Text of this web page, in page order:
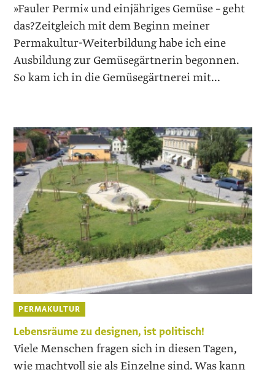
»Fauler Permi« und einjähriges Gemüse – geht
das?Zeitgleich mit dem Beginn meiner
Permakultur-Weiterbildung habe ich eine
Ausbildung zur Gemüsegärtnerin begonnen.
So kam ich in die Gemüsegärtnerei mit...
PERMAKULTUR
Lebensräume zu designen, ist politisch!
Viele Menschen fragen sich in diesen Tagen,
wie machtvoll sie als Einzelne sind. Was kann